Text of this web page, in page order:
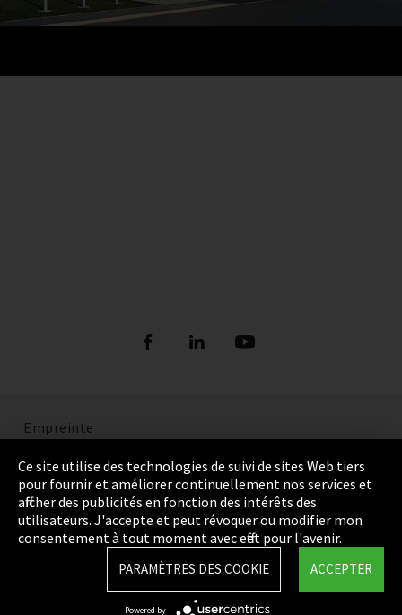
Empreinte
Politique de confidentialité
Cookie Settings
Termes et Conditions
Integrity Line
Ce site utilise des technologies de suivi de sites Web tiers
pour fournir et améliorer continuellement nos services et
afficher des publicités en fonction des intérêts des
utilisateurs. J'accepte et peut révoquer ou modifier mon
consentement à tout moment avec effet pour l'avenir.
ACCEPTER
PARAMÈTRES DES COOKIE
Powered by